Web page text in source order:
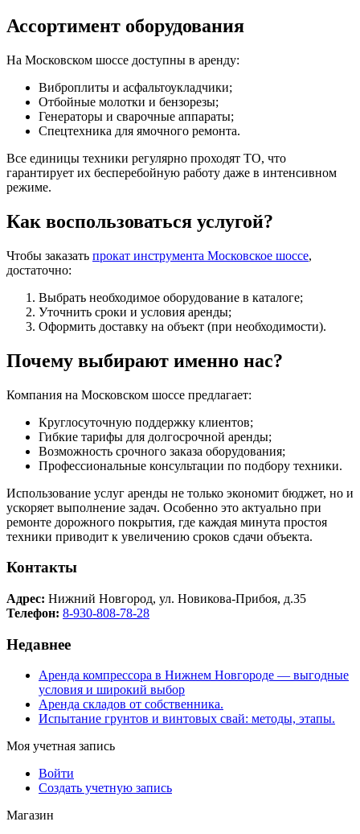
Ассортимент оборудования
На Московском шоссе доступны в аренду:
Виброплиты и асфальтоукладчики;
Отбойные молотки и бензорезы;
Генераторы и сварочные аппараты;
Спецтехника для ямочного ремонта.
Все единицы техники регулярно проходят ТО, что
гарантирует их бесперебойную работу даже в интенсивном
режиме.
Как воспользоваться услугой?
Чтобы заказать прокат инструмента Московское шоссе,
достаточно:
Выбрать необходимое оборудование в каталоге;
Уточнить сроки и условия аренды;
Оформить доставку на объект (при необходимости).
Почему выбирают именно нас?
Компания на Московском шоссе предлагает:
Круглосуточную поддержку клиентов;
Гибкие тарифы для долгосрочной аренды;
Возможность срочного заказа оборудования;
Профессиональные консультации по подбору техники.
Использование услуг аренды не только экономит бюджет, но и
ускоряет выполнение задач. Особенно это актуально при
ремонте дорожного покрытия, где каждая минута простоя
техники приводит к увеличению сроков сдачи объекта.
Контакты
Адрес: Нижний Новгород, ул. Новикова-Прибоя, д.35
Телефон: 8-930-808-78-28
Недавнее
Аренда компрессора в Нижнем Новгороде — выгодные
условия и широкий выбор
Аренда складов от собственника.
Испытание грунтов и винтовых свай: методы, этапы.
Моя учетная запись
Войти
Создать учетную запись
Магазин